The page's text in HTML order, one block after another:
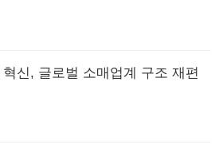
신, 글로벌 소매업계 구조 재편